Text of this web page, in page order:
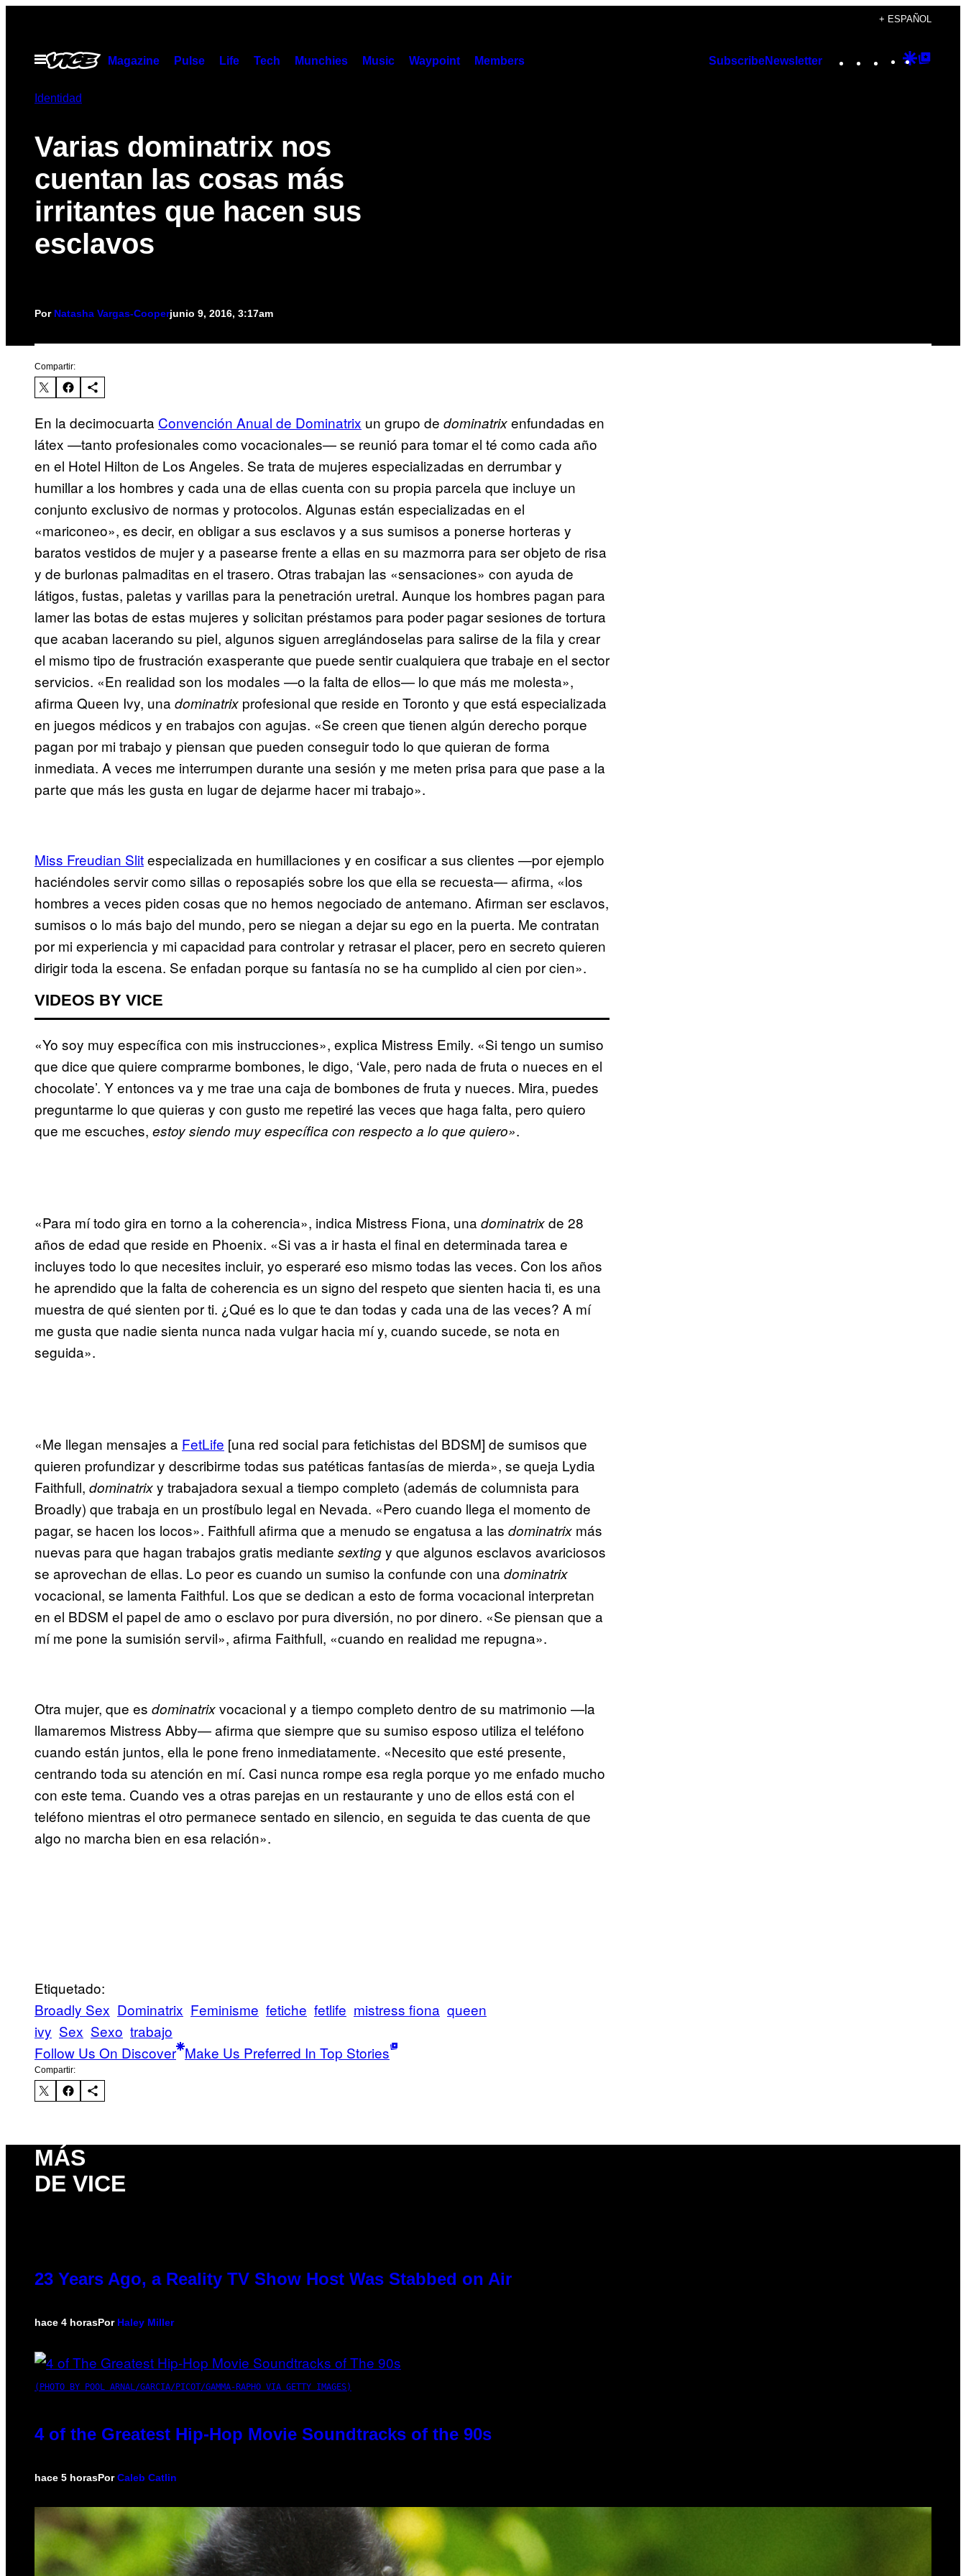
contenido
+ ESPAÑOL
Abrir
Menú
Magazine Pulse Life Tech Munchies Music Waypoint Members SubscribeNewsletter Instagram
TikTok
YouTube
Google
Identidad
Varias dominatrix nos
cuentan las cosas más
irritantes que hacen sus
esclavos
Por Natasha Vargas-Cooperjunio 9, 2016, 3:17am
Compartir:
En la decimocuarta Convención Anual de Dominatrix un grupo de dominatrixenfundadas en
látex —tanto profesionales como vocacionales— se reunió para tomar el té como cada año
en el Hotel Hilton de Los Angeles. Se trata de mujeres especializadas en derrumbar y
humillar a los hombres y cada una de ellas cuenta con su propia parcela que incluye un
conjunto exclusivo de normas y protocolos. Algunas están especializadas en el
«mariconeo», es decir, en obligar a sus esclavos y a sus sumisos a ponerse horteras y
baratos vestidos de mujer y a pasearse frente a ellas en su mazmorra para ser objeto de risa
y de burlonas palmaditas en el trasero. Otras trabajan las «sensaciones» con ayuda de
látigos, fustas, paletas y varillas para la penetración uretral. Aunque los hombres pagan para
lamer las botas de estas mujeres y solicitan préstamos para poder pagar sesiones de tortura
que acaban lacerando su piel, algunos siguen arreglándoselas para salirse de la fila y crear
el mismo tipo de frustración exasperante que puede sentir cualquiera que trabaje en el sector
servicios. «En realidad son los modales —o la falta de ellos— lo que más me molesta»,
afirma Queen Ivy, una dominatrix profesional que reside en Toronto y que está especializada
en juegos médicos y en trabajos con agujas. «Se creen que tienen algún derecho porque
pagan por mi trabajo y piensan que pueden conseguir todo lo que quieran de forma
inmediata. A veces me interrumpen durante una sesión y me meten prisa para que pase a la
parte que más les gusta en lugar de dejarme hacer mi trabajo».
Miss Freudian Slitespecializada en humillaciones y en cosificar a sus clientes —por ejemplo
haciéndoles servir como sillas o reposapiés sobre los que ella se recuesta— afirma, «los
hombres a veces piden cosas que no hemos negociado de antemano. Afirman ser esclavos,
sumisos o lo más bajo del mundo, pero se niegan a dejar su ego en la puerta. Me contratan
por mi experiencia y mi capacidad para controlar y retrasar el placer, pero en secreto quieren
dirigir toda la escena. Se enfadan porque su fantasía no se ha cumplido al cien por cien».
VIDEOS BY VICE
«Yo soy muy específica con mis instrucciones», explica Mistress Emily. «Si tengo un sumiso
que dice que quiere comprarme bombones, le digo, ‘Vale, pero nada de fruta o nueces en el
chocolate’. Y entonces va y me trae una caja de bombones de fruta y nueces. Mira, puedes
preguntarme lo que quieras y con gusto me repetiré las veces que haga falta, pero quiero
que me escuches, estoy siendo muy específica con respecto a lo que quiero».
«Para mí todo gira en torno a la coherencia», indica Mistress Fiona, una dominatrixde 28
años de edad que reside en Phoenix. «Si vas a ir hasta el final en determinada tarea e
incluyes todo lo que necesites incluir, yo esperaré eso mismo todas las veces. Con los años
he aprendido que la falta de coherencia es un signo del respeto que sienten hacia ti, es una
muestra de qué sienten por ti. ¿Qué es lo que te dan todas y cada una de las veces? A mí
me gusta que nadie sienta nunca nada vulgar hacia mí y, cuando sucede, se nota en
seguida».
«Me llegan mensajes a FetLife [una red social para fetichistas del BDSM] de sumisos que
quieren profundizar y describirme todas sus patéticas fantasías de mierda», se queja Lydia
Faithfull, dominatrixy trabajadora sexual a tiempo completo (además de columnista para
Broadly) que trabaja en un prostíbulo legal en Nevada. «Pero cuando llega el momento de
pagar, se hacen los locos». Faithfull afirma que a menudo se engatusa a las dominatrix más
nuevas para que hagan trabajos gratis mediante sextingy que algunos esclavos avariciosos
se aprovechan de ellas. Lo peor es cuando un sumiso la confunde con una dominatrix
vocacional, se lamenta Faithful. Los que se dedican a esto de forma vocacional interpretan
en el BDSM el papel de amo o esclavo por pura diversión, no por dinero. «Se piensan que a
mí me pone la sumisión servil», afirma Faithfull, «cuando en realidad me repugna».
Otra mujer, que es dominatrixvocacional y a tiempo completo dentro de su matrimonio —la
llamaremos Mistress Abby— afirma que siempre que su sumiso esposo utiliza el teléfono
cuando están juntos, ella le pone freno inmediatamente. «Necesito que esté presente,
centrando toda su atención en mí. Casi nunca rompe esa regla porque yo me enfado mucho
con este tema. Cuando ves a otras parejas en un restaurante y uno de ellos está con el
teléfono mientras el otro permanece sentado en silencio, en seguida te das cuenta de que
algo no marcha bien en esa relación».
Etiquetado:
Broadly Sex Dominatrix Feminisme fetiche fetlife mistress fiona queen
ivy Sex Sexo trabajo
Follow Us On Discover Make Us Preferred In Top Stories
Compartir:
MÁS
DE VICE
23 Years Ago, a Reality TV Show Host Was Stabbed on Air
hace 4 horasPor Haley Miller
(PHOTO BY POOL ARNAL/GARCIA/PICOT/GAMMA-RAPHO VIA GETTY IMAGES)
4 of the Greatest Hip-Hop Movie Soundtracks of the 90s
hace 5 horasPorCaleb Catlin